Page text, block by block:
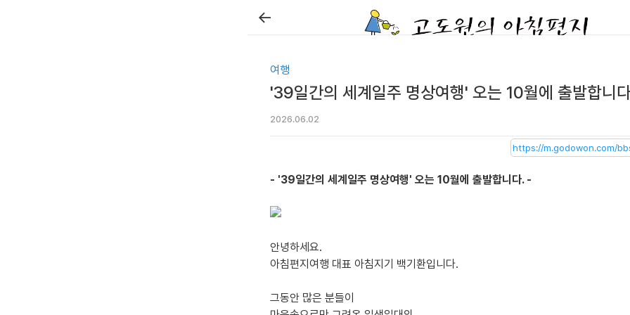
←
여행
'39일간의 세계일주 명상여행' 오는 10월에 출발합니
2026.06.02
- '39일간의 세계일주 명상여행' 오는 10월에 출발합니다. -
안녕하세요.
아침편지여행 대표 아침지기 백기환입니다.
그동안 많은 분들이